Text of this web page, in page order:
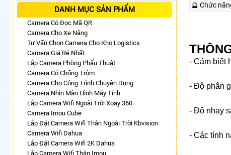
DANH MỤC SẢN PHẨM
Camera Có Đọc Mã QR
Camera Cho Xe Nâng
Tư Vấn Chọn Camera Cho Kho Logistics
Camera Giá Rẻ Nhất
Lắp Camera Phòng Phẩu Thuật
Camera Có Chống Trộm
Camera Cho Công Trình Chuyên Dụng
Camera Nhìn Màn Hình Máy Tính
Lắp Camera Wifi Ngoài Trời Xoay 360
Camera Imou Cube
Lắp Đặt Camera Wifi Thân Ngoài Trời Kbvision
Camera Wifi Dahua
Lắp Đặt Camera Wifi 2K Dahua
Lắp Camera Wifi Thân Imou
🔮 Chức
- Cảm biết
- Độ phân
- Độ nhạy
- Các tính